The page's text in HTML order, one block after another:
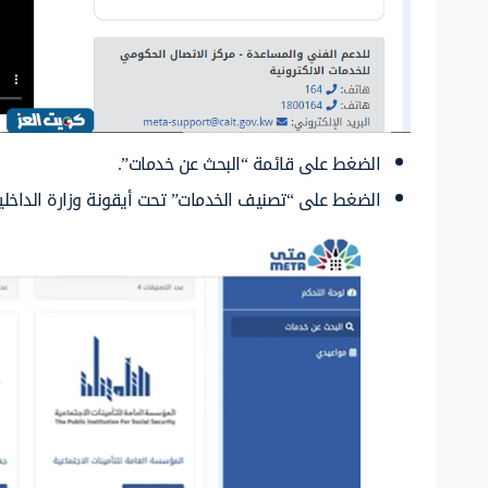
الضغط على قائمة “البحث عن خدمات”.
الضغط على “تصنيف الخدمات” تحت أيقونة وزارة